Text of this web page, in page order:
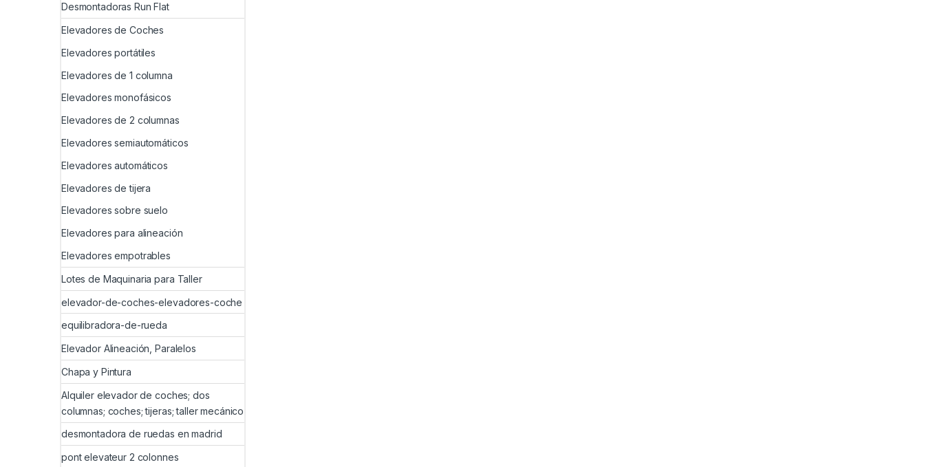
Desmontadoras Run Flat
Elevadores de Coches
Elevadores portátiles
Elevadores de 1 columna
Elevadores monofásicos
Elevadores de 2 columnas
Elevadores semiautomáticos
Elevadores automáticos
Elevadores de tijera
Elevadores sobre suelo
Elevadores para alineación
Elevadores empotrables
Lotes de Maquinaria para Taller
elevador-de-coches-elevadores-coche
equilibradora-de-rueda
Elevador Alineación, Paralelos
Chapa y Pintura
Alquiler elevador de coches; dos
columnas; coches; tijeras; taller mecánico
desmontadora de ruedas en madrid
pont elevateur 2 colonnes